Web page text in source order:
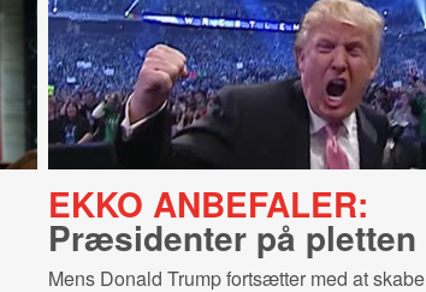
EKKO ANBEFALER:
Præsidenter på pletten
Mens Donald Trump fortsætter med at skabe